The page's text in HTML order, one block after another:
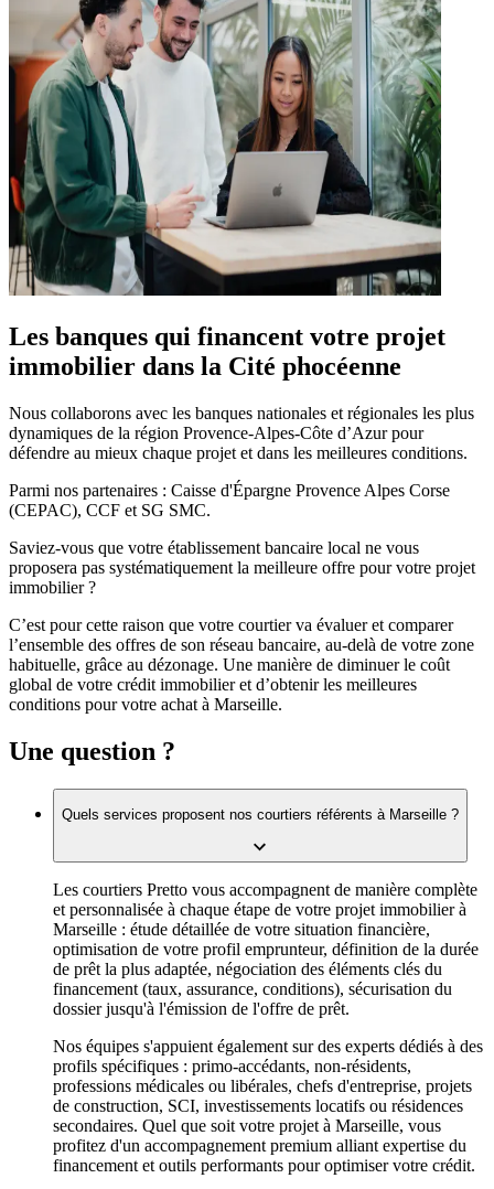
Les banques qui financent votre projet
immobilier dans la Cité phocéenne
Nous collaborons avec les banques nationales et régionales les plus
dynamiques de la région Provence-Alpes-Côte d’Azur pour
défendre au mieux chaque projet et dans les meilleures conditions.
Parmi nos partenaires : Caisse d'Épargne Provence Alpes Corse
(CEPAC), CCF et SG SMC.
Saviez-vous que votre établissement bancaire local ne vous
proposera pas systématiquement la meilleure offre pour votre projet
immobilier ?
C’est pour cette raison que votre courtier va évaluer et comparer
l’ensemble des offres de son réseau bancaire, au-delà de votre zone
habituelle, grâce au dézonage. Une manière de diminuer le coût
global de votre crédit immobilier et d’obtenir les meilleures
conditions pour votre achat à Marseille.
Une question ?
Quels services proposent nos courtiers référents à Marseille ?
Les courtiers Pretto vous accompagnent de manière complète
et personnalisée à chaque étape de votre projet immobilier à
Marseille : étude détaillée de votre situation financière,
optimisation de votre profil emprunteur, définition de la durée
de prêt la plus adaptée, négociation des éléments clés du
financement (taux, assurance, conditions), sécurisation du
dossier jusqu'à l'émission de l'offre de prêt.
Nos équipes s'appuient également sur des experts dédiés à des
profils spécifiques : primo-accédants, non-résidents,
professions médicales ou libérales, chefs d'entreprise, projets
de construction, SCI, investissements locatifs ou résidences
secondaires. Quel que soit votre projet à Marseille, vous
profitez d'un accompagnement premium alliant expertise du
financement et outils performants pour optimiser votre crédit.